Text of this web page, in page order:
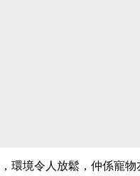
環境令人放鬆，仲係寵